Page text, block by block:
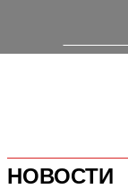
НОВОСТИ